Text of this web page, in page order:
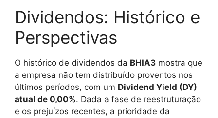
Dividendos: Histórico e
Perspectivas
O histórico de dividendos da BHIA3 mostra que
a empresa não tem distribuído proventos nos
últimos períodos, com um Dividend Yield (DY)
atual de 0,00%. Dada a fase de reestruturação
e os prejuízos recentes, a prioridade da